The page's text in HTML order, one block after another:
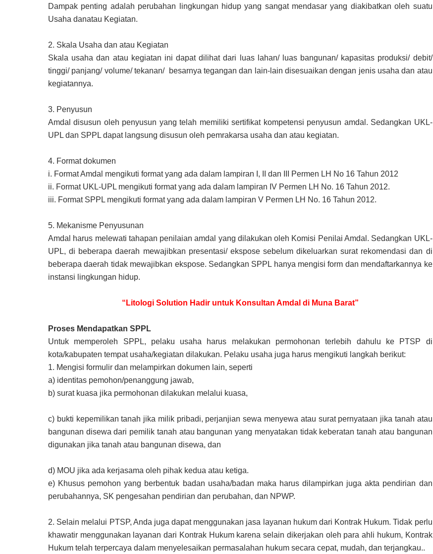
Dampak penting adalah perubahan lingkungan hidup yang sangat mendasar yang diakibatkan oleh suatu
Usaha danatau Kegiatan.
2. Skala Usaha dan atau Kegiatan
Skala usaha dan atau kegiatan ini dapat dilihat dari luas lahan/ luas bangunan/ kapasitas produksi/ debit/
tinggi/ panjang/ volume/ tekanan/ besarnya tegangan dan lain-lain disesuaikan dengan jenis usaha dan atau
kegiatannya.
3. Penyusun
Amdal disusun oleh penyusun yang telah memiliki sertifikat kompetensi penyusun amdal. Sedangkan UKL-
UPL dan SPPL dapat langsung disusun oleh pemrakarsa usaha dan atau kegiatan.
4. Format dokumen
i. Format Amdal mengikuti format yang ada dalam lampiran I, II dan III Permen LH No 16 Tahun 2012
ii. Format UKL-UPL mengikuti format yang ada dalam lampiran IV Permen LH No. 16 Tahun 2012.
iii. Format SPPL mengikuti format yang ada dalam lampiran V Permen LH No. 16 Tahun 2012.
5. Mekanisme Penyusunan
Amdal harus melewati tahapan penilaian amdal yang dilakukan oleh Komisi Penilai Amdal. Sedangkan UKL-
UPL, di beberapa daerah mewajibkan presentasi/ ekspose sebelum dikeluarkan surat rekomendasi dan di
beberapa daerah tidak mewajibkan ekspose. Sedangkan SPPL hanya mengisi form dan mendaftarkannya ke
instansi lingkungan hidup.
“Litologi Solution Hadir untuk Konsultan Amdal di Muna Barat”
Proses Mendapatkan SPPL
Untuk memperoleh SPPL, pelaku usaha harus melakukan permohonan terlebih dahulu ke PTSP di
kota/kabupaten tempat usaha/kegiatan dilakukan. Pelaku usaha juga harus mengikuti langkah berikut:
1. Mengisi formulir dan melampirkan dokumen lain, seperti
a) identitas pemohon/penanggung jawab,
b) surat kuasa jika permohonan dilakukan melalui kuasa,
c) bukti kepemilikan tanah jika milik pribadi, perjanjian sewa menyewa atau surat pernyataan jika tanah atau
bangunan disewa dari pemilik tanah atau bangunan yang menyatakan tidak keberatan tanah atau bangunan
digunakan jika tanah atau bangunan disewa, dan
d) MOU jika ada kerjasama oleh pihak kedua atau ketiga.
e) Khusus pemohon yang berbentuk badan usaha/badan maka harus dilampirkan juga akta pendirian dan
perubahannya, SK pengesahan pendirian dan perubahan, dan NPWP.
2. Selain melalui PTSP, Anda juga dapat menggunakan jasa layanan hukum dari Kontrak Hukum. Tidak perlu
khawatir menggunakan layanan dari Kontrak Hukum karena selain dikerjakan oleh para ahli hukum, Kontrak
Hukum telah terpercaya dalam menyelesaikan permasalahan hukum secara cepat, mudah, dan terjangkau..